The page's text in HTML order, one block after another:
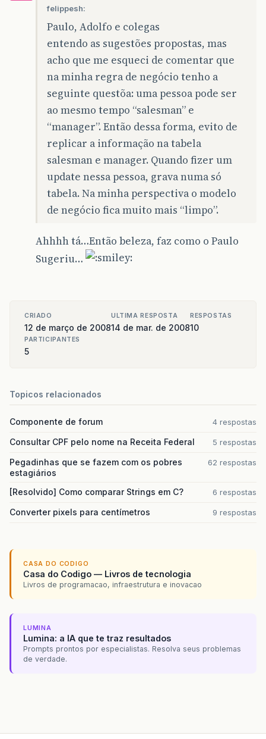
felippesh:
Paulo, Adolfo e colegas
entendo as sugestões propostas, mas
acho que me esqueci de comentar que
na minha regra de negócio tenho a
seguinte questõa: uma pessoa pode ser
ao mesmo tempo “salesman” e
“manager”. Então dessa forma, evito de
replicar a informação na tabela
salesman e manager. Quando fizer um
update nessa pessoa, grava numa só
tabela. Na minha perspectiva o modelo
de negócio fica muito mais “limpo”.
Ahhhh tá…Então beleza, faz como o Paulo
Sugeriu…
CRIADO
12 de março de 2008
ULTIMA RESPOSTA
14 de mar. de 2008
RESPOSTAS
10
PARTICIPANTES
5
Topicos relacionados
Componente de forum 4 respostas
Consultar CPF pelo nome na Receita Federal 5 respostas
Pegadinhas que se fazem com os pobres
estagiários
62 respostas
[Resolvido] Como comparar Strings em C? 6 respostas
Converter pixels para centímetros 9 respostas
CASA DO CODIGO
Casa do Codigo — Livros de tecnologia
Livros de programacao, infraestrutura e inovacao
LUMINA
Lumina: a IA que te traz resultados
Prompts prontos por especialistas. Resolva seus problemas
de verdade.